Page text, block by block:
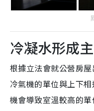
冷凝水形成
根據立法會就公營房
冷氣機的單位與上下
機會導致室溫較高的